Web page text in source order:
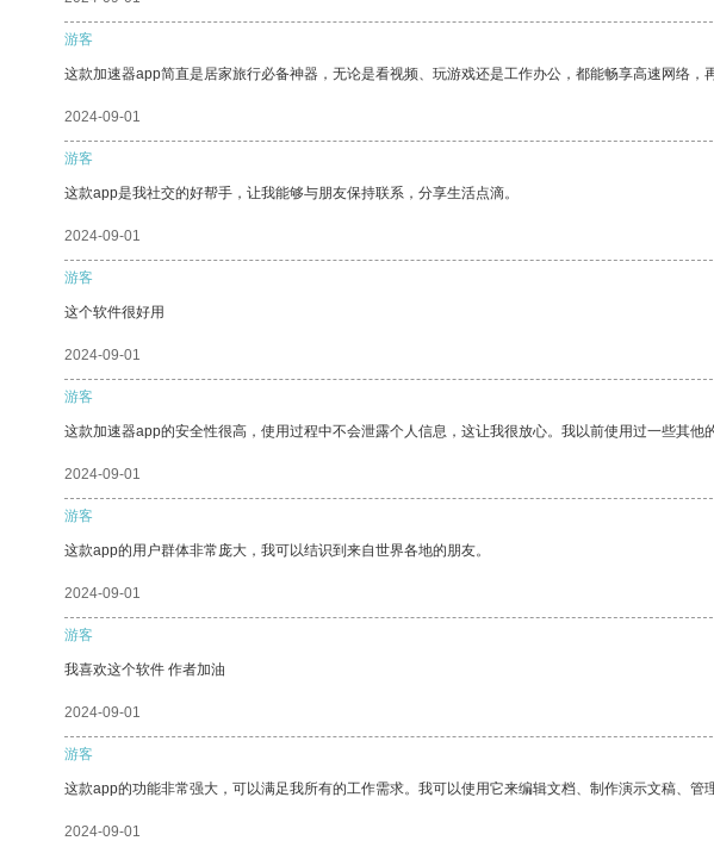
游客
这款加速器app简直是居家旅行必备神器，无论是看视频、玩游戏还是工作办公，都能畅享高速网络
2024-09-01
游客
这款app是我社交的好帮手，让我能够与朋友保持联系，分享生活点滴。
2024-09-01
游客
这个软件很好用
2024-09-01
游客
这款加速器app的安全性很高，使用过程中不会泄露个人信息，这让我很放心。我以前使用过一些其他
2024-09-01
游客
这款app的用户群体非常庞大，我可以结识到来自世界各地的朋友。
2024-09-01
游客
我喜欢这个软件 作者加油
2024-09-01
游客
这款app的功能非常强大，可以满足我所有的工作需求。我可以使用它来编辑文档、制作演示文稿、管
2024-09-01